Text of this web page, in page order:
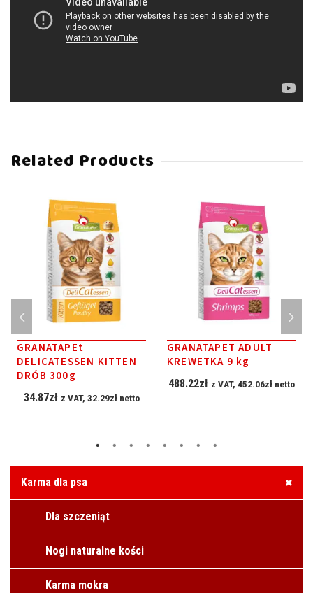
Related Products
GRANATAPEt
DELICATESSEN KITTEN
DRÓB 300g
34.87zł z VAT, 32.29złnetto
GRANATAPET ADULT
KREWETKA 9 kg
488.22zł z VAT, 452.06zł netto
Karma dla psa
Dla szczeniąt
Nogi naturalne kości
Karma mokra